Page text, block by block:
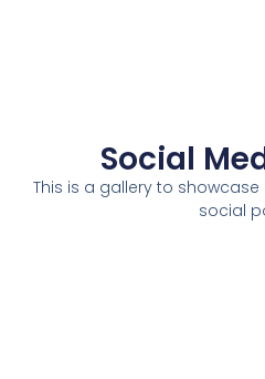
Social
This is a gallery to
social